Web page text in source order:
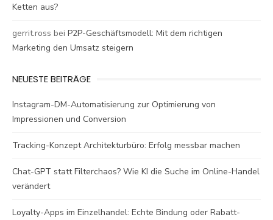
Ketten aus?
gerrit.ross bei P2P-Geschäftsmodell: Mit dem richtigen
Marketing den Umsatz steigern
NEUESTE BEITRÄGE
Instagram-DM-Automatisierung zur Optimierung von
Impressionen und Conversion
Tracking-Konzept Architekturbüro: Erfolg messbar machen
Chat-GPT statt Filterchaos? Wie KI die Suche im Online-Handel
verändert
Loyalty-Apps im Einzelhandel: Echte Bindung oder Rabatt-